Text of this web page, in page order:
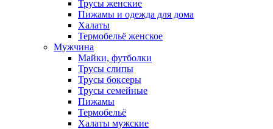
Трусы женские
Пижамы и одежда для дома
Халаты
Термобельё женское
Мужчина
Майки, футболки
Трусы слипы
Трусы боксеры
Трусы семейные
Пижамы
Термобельё
Халаты мужские